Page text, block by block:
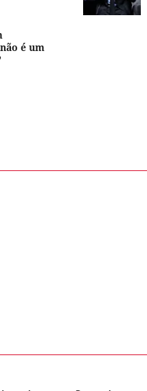
é um